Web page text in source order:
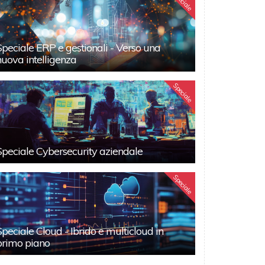
ERP e gestionali - Verso una
intelligenza
Speciale
Cybersecurity aziendale
Speciale
Cloud - Ibrido e multicloud in
piano